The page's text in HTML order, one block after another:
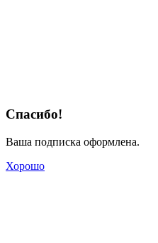
Спасибо!
Ваша подписка оформлена.
Хорошо